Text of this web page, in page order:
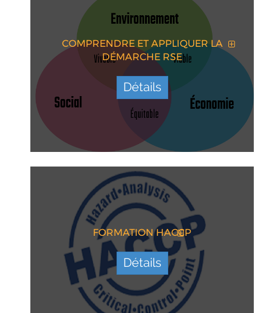
COMPRENDRE ET APPLIQUER LA
DÉMARCHE RSE
Détails
FORMATION HACCP
Détails